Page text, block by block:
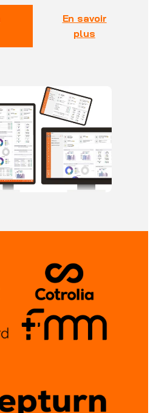
En savoir
plus